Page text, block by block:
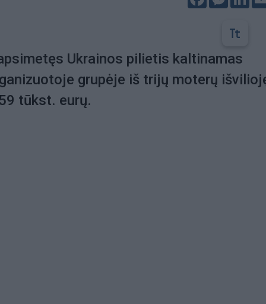
Ukrainos pilietis kaltinamas
grupėje iš trijų moterų
tūkst. eurų.